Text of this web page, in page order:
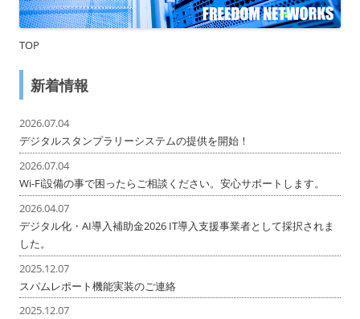
TOP
新着情報
2026.07.04
デジタルスタンプラリーシステムの提供を開始！
2026.07.04
Wi-Fi設備の事で困ったらご相談ください。安心サポートします。
2026.04.07
デジタル化・AI導入補助金2026 IT導入支援事業者として採択されま
した。
2025.12.07
スパムレポート機能実装のご連絡
2025.12.07